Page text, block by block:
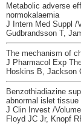
Metabolic adverse
normokalaemia
J Intern Med Suppl /
Gudbrandsson T,
The mechanism of
J Pharmacol Exp
Hoskins B, Jackson
Benzothiadiazine
abnormal islet tissue
J Clin Invest /
Floyd JC Jr, Knopf